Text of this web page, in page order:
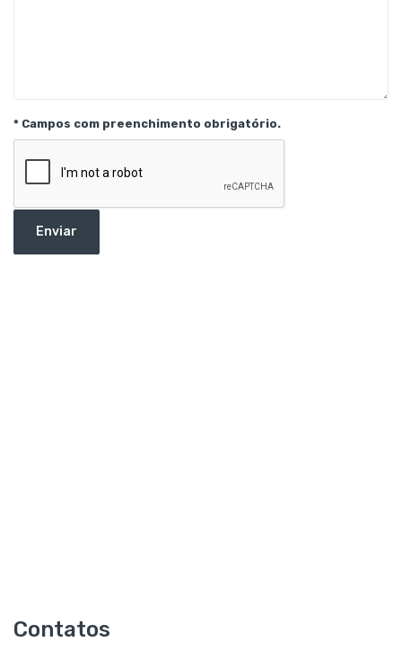
* Campos com preenchimento obrigatório.
Enviar
Contatos